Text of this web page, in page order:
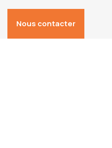
Nous contacter